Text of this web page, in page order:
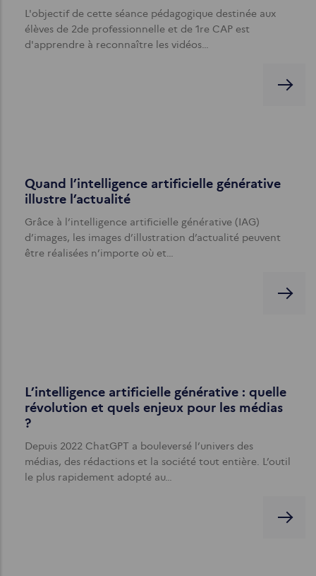
L'objectif de cette séance pédagogique destinée aux
élèves de 2de professionnelle et de 1re CAP est
d'apprendre à reconnaître les vidéos…
Quand l’intelligence artificielle générative
illustre l’actualité
Grâce à l’intelligence artificielle générative (IAG)
d’images, les images d’illustration d’actualité peuvent
être réalisées n’importe où et…
L’intelligence artificielle générative : quelle
révolution et quels enjeux pour les médias
?
Depuis 2022 ChatGPT a bouleversé l’univers des
médias, des rédactions et la société tout entière. L’outil
le plus rapidement adopté au…